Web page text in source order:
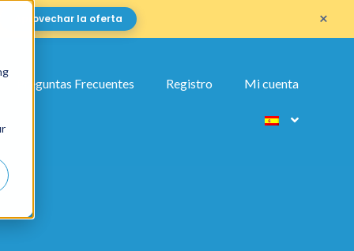
Aprovechar la oferta ×
Preguntas Frecuentes Registro Mi cuenta